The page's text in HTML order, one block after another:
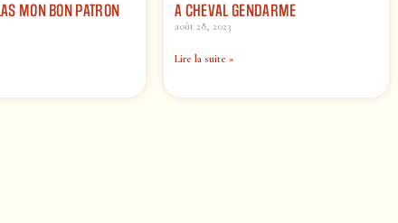
MON BON PATRON A CHEVAL GENDARME
août 28, 2023
Lire la suite »